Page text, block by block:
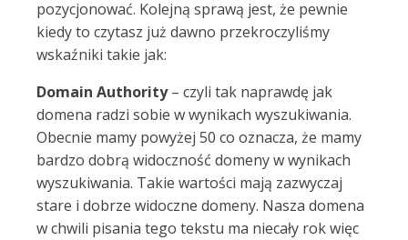
pozycjonować. Kolejną sprawą jest, że pewnie
kiedy to czytasz już dawno przekroczyliśmy
wskaźniki takie jak:
Domain Authority– czyli tak naprawdę jak
domena radzi sobie w wynikach wyszukiwania.
Obecnie mamy powyżej 50 co oznacza, że mamy
bardzo dobrą widoczność domeny w wynikach
wyszukiwania. Takie wartości mają zazwyczaj
stare i dobrze widoczne domeny. Nasza domena
w chwili pisania tego tekstu ma niecały rok więc